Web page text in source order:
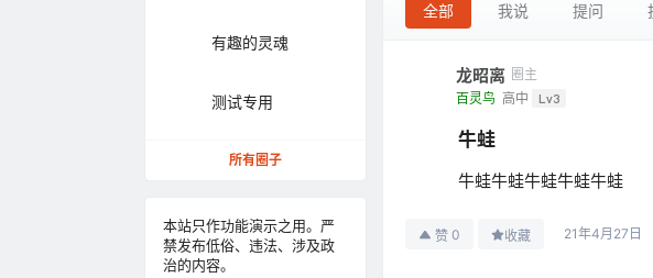
有趣的灵魂
测试专用
所有圈子
本站只作功能演示之用。严
禁发布低俗、违法、涉及政
治的内容。
全部 我说 提问
龙昭离 圈主
百灵鸟 高中 Lv3
牛蛙
牛蛙牛蛙牛蛙牛蛙牛蛙
赞 0 收藏 21年4月27日